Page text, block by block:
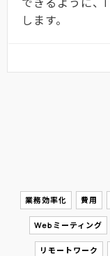
します。
業務効率化 費用
Webミーティング
リモートワーク